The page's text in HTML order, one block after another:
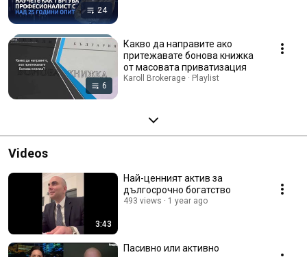
24
6
Какво да направите ако
притежавате бонова книжка
от масовата приватизация
Karoll Brokerage · Playlist
Videos
3:43
Най-ценният актив за
дългосрочно богатство
493 views 1 year ago
Пасивно или активно